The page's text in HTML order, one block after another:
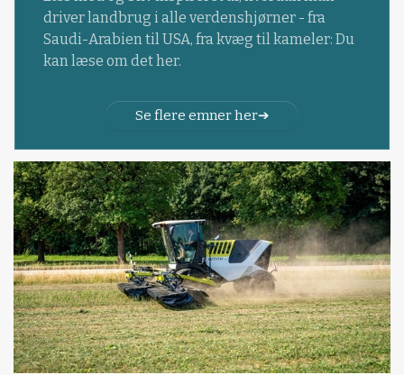
driver landbrug i alle verdenshjørner - fra
Saudi-Arabien til USA, fra kvæg til kameler: Du
kan læse om det her.
Se flere emner her